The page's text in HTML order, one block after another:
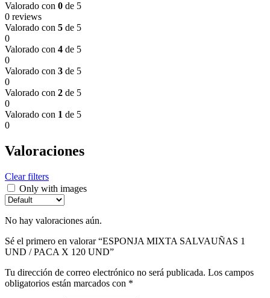
Valorado con 0 de 5
0 reviews
Valorado con 5 de 5
0
Valorado con 4 de 5
0
Valorado con 3 de 5
0
Valorado con 2 de 5
0
Valorado con 1 de 5
0
Valoraciones
Clear filters
Only with images
No hay valoraciones aún.
Sé el primero en valorar “ESPONJA MIXTA SALVAUÑAS 1
UND / PACA X 120 UND”
Tu dirección de correo electrónico no será publicada. Los campos
obligatorios están marcados con *